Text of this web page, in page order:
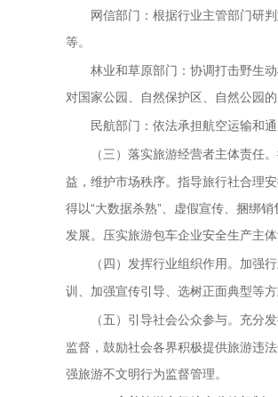
网信部门：根据行业主管部门研
等。
林业和草原部门：协调打击野生
对国家公园、自然保护区、自然公园
民航部门：依法承担航空运输和
（三）落实旅游经营者主体责任。
益，维护市场秩序。指导旅行社合理
得以“大数据杀熟”、虚假宣传、捆绑
发展。压实旅游包车企业安全生产主
（四）发挥行业组织作用。 加强
训、加强宣传引导、选树正面典型等
（五）引导社会公众参与。 充分
监督，鼓励社会各界积极提供旅游违
强旅游不文明行为监督管理。